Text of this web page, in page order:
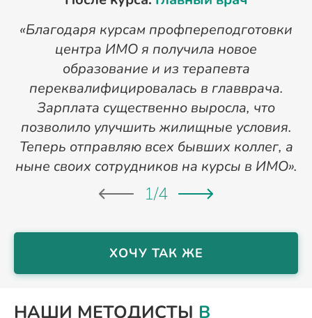
«Благодаря курсам профпереподготовки
центра ИМО я получила новое
образование и из терапевта
переквалифицировалась в главврача.
Зарплата существенно выросла, что
позволило улучшить жилищные условия.
Теперь отправляю всех бывших коллег, а
ныне своих сотрудников на курсы в ИМО».
1/4
ХОЧУ ТАК ЖЕ
НАШИ МЕТОДИСТЫ В